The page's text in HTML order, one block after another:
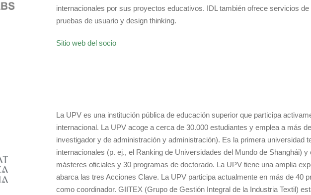
internacionales por sus proyectos educativos. IDL también ofrece servicios
pruebas de usuario y design thinking.
Sitio web del socio
La UPV es una institución pública de educación superior que participa
internacional. La UPV acoge a cerca de 30.000 estudiantes y emplea a más
investigador y de administración y administración). Es la primera universidad
internacionales (p. ej., el Ranking de Universidades del Mundo de Shanghái)
másteres oficiales y 30 programas de doctorado. La UPV tiene una amplia
abarca las tres Acciones Clave. La UPV participa actualmente en más de 40
como coordinador. GIITEX (Grupo de Gestión Integral de la Industria Textil)